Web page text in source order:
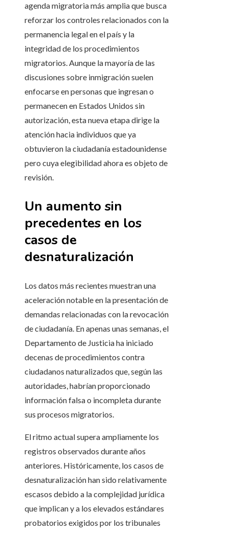
agenda migratoria más amplia que busca
reforzar los controles relacionados con la
permanencia legal en el país y la
integridad de los procedimientos
migratorios. Aunque la mayoría de las
discusiones sobre inmigración suelen
enfocarse en personas que ingresan o
permanecen en Estados Unidos sin
autorización, esta nueva etapa dirige la
atención hacia individuos que ya
obtuvieron la ciudadanía estadounidense
pero cuya elegibilidad ahora es objeto de
revisión.
Un aumento sin
precedentes en los
casos de
desnaturalización
Los datos más recientes muestran una
aceleración notable en la presentación de
demandas relacionadas con la revocación
de ciudadanía. En apenas unas semanas, el
Departamento de Justicia ha iniciado
decenas de procedimientos contra
ciudadanos naturalizados que, según las
autoridades, habrían proporcionado
información falsa o incompleta durante
sus procesos migratorios.
El ritmo actual supera ampliamente los
registros observados durante años
anteriores. Históricamente, los casos de
desnaturalización han sido relativamente
escasos debido a la complejidad jurídica
que implican y a los elevados estándares
probatorios exigidos por los tribunales